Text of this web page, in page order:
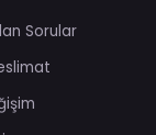
Sorular